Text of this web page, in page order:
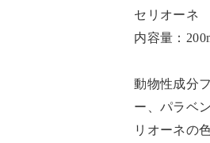
セリオーネ
内容量：
動物性成分
ー、パラベ
リオーネの